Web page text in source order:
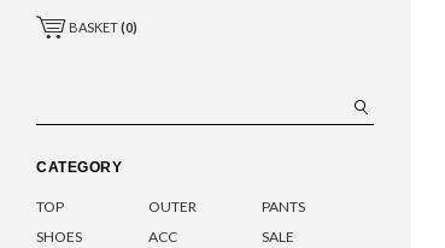
BASKET(0)
CATEGORY
TOP OUTER
PANTS
SHOES
ACC
SALE